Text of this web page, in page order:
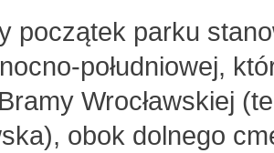
początek parku
południowej,
Wrocławskiej
obok dolnego